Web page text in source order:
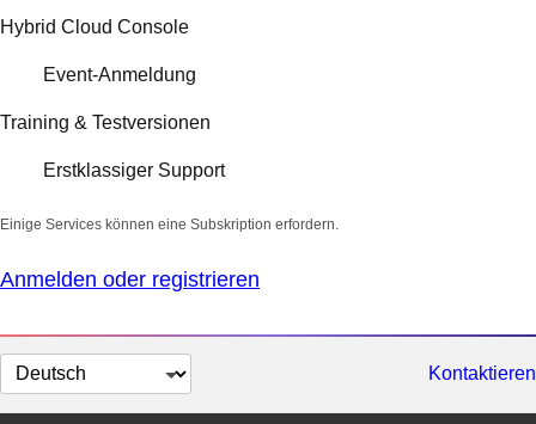
Hybrid Cloud Console
Event-Anmeldung
Training & Testversionen
Erstklassiger Support
Einige Services können eine Subskription erfordern.
Anmelden oder registrieren
Sprache
auswählen
Kontaktieren